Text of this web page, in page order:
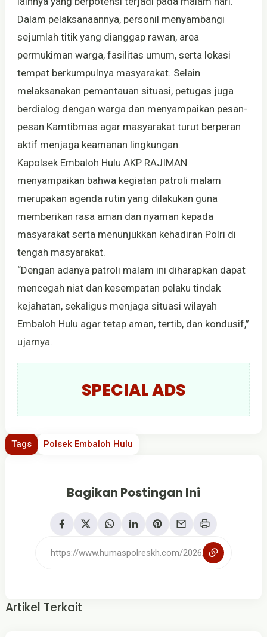
Dalam pelaksanaannya, personil menyambangi
sejumlah titik yang dianggap rawan, area
permukiman warga, fasilitas umum, serta lokasi
tempat berkumpulnya masyarakat. Selain
melaksanakan pemantauan situasi, petugas juga
berdialog dengan warga dan menyampaikan pesan-
pesan Kamtibmas agar masyarakat turut berperan
aktif menjaga keamanan lingkungan.
Kapolsek Embaloh Hulu AKP RAJIMAN
menyampaikan bahwa kegiatan patroli malam
merupakan agenda rutin yang dilakukan guna
memberikan rasa aman dan nyaman kepada
masyarakat serta menunjukkan kehadiran Polri di
tengah masyarakat.
“Dengan adanya patroli malam ini diharapkan dapat
mencegah niat dan kesempatan pelaku tindak
kejahatan, sekaligus menjaga situasi wilayah
Embaloh Hulu agar tetap aman, tertib, dan kondusif,”
ujarnya.
SPECIAL ADS
Tags Polsek Embaloh Hulu
Bagikan Postingan Ini
Artikel Terkait